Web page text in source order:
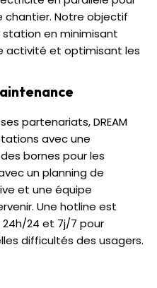
chantier. Notre objectif
en minimisant
activité et optimisant les
partenariats, DREAM
avec une
bornes pour les
un planning de
et une équipe
Une hotline est
24 et 7j/7 pour
difficultés des usagers.